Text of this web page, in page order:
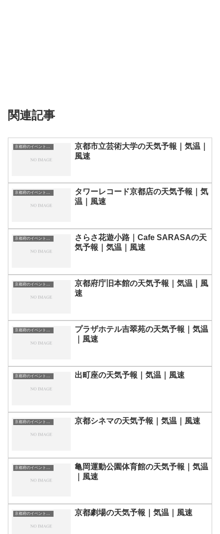
関連記事
京都府のイベント会場一覧
京都市立芸術大学の天気予報｜気温｜
風速
京都府のイベント会場一覧
タワーレコード京都店の天気予報｜気
温｜風速
京都府のイベント会場一覧
さらさ花遊小路｜Cafe SARASAの天
気予報｜気温｜風速
京都府のイベント会場一覧
京都府庁旧本館の天気予報｜気温｜風
速
京都府のイベント会場一覧
プラザホテル吉翠苑の天気予報｜気温
｜風速
京都府のイベント会場一覧 出町座の天気予報｜気温｜風速
京都府のイベント会場一覧 京都シネマの天気予報｜気温｜風速
亀岡運動公園体育館の天気予報｜気温
｜風速
京都劇場の天気予報｜気温｜風速